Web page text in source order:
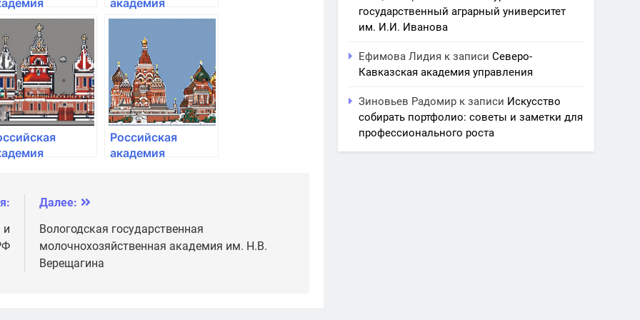
и
при
РФ
народного
хозяйства и
государственной
службы при
Президенте РФ
РФ
Российская
академия
Президенте РФ
и
Далее:
Вологодская государственная
молочнохозяйственная академия им. Н.В.
Верещагина
государственный аграрный университет
им. И.И. Иванова
Ефимова Лидия к записиСеверо-
Кавказская академия управления
Зиновьев Радомир к записи Искусство
собирать портфолио: советы и заметки для
профессионального роста